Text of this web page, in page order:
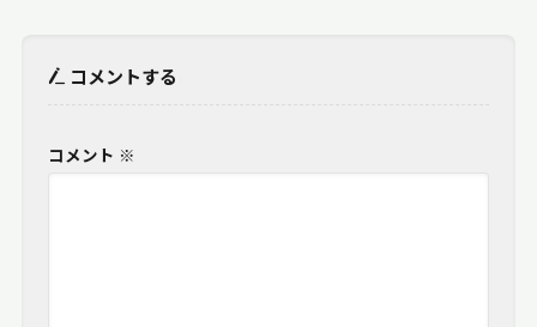
コメントする
コメント ※